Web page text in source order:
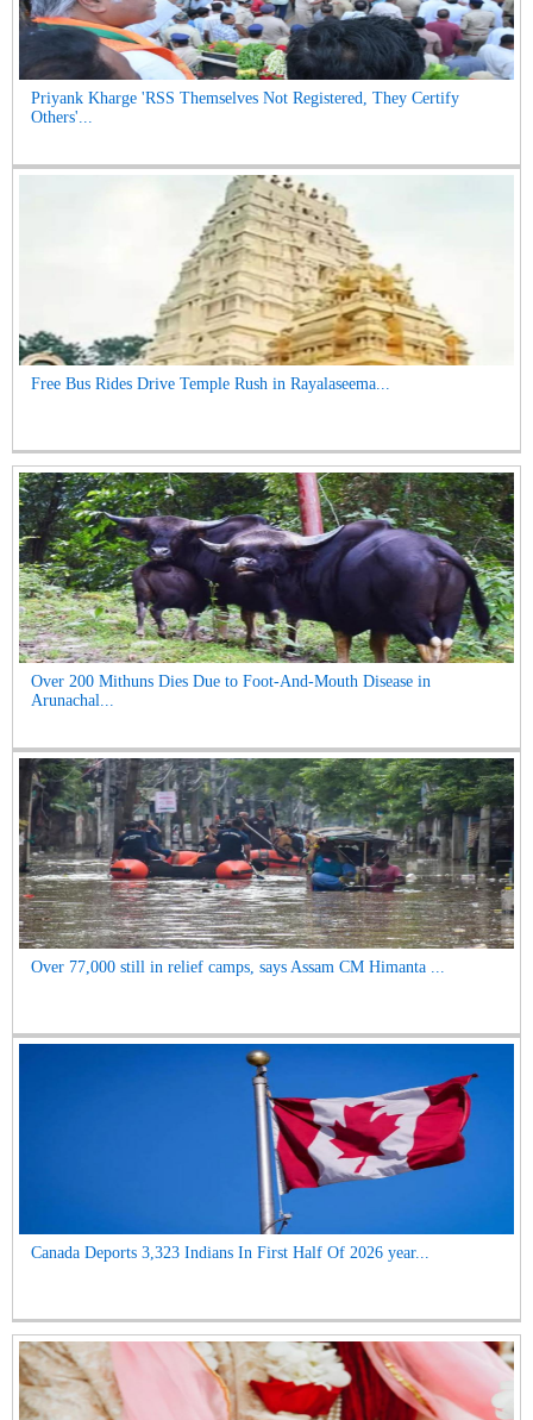
Priyank Kharge 'RSS Themselves Not Registered, They Certify
Others'...
Free Bus Rides Drive Temple Rush in Rayalaseema...
Over 200 Mithuns Dies Due to Foot-And-Mouth Disease in
Arunachal...
Over 77,000 still in relief camps, says Assam CM Himanta ...
Canada Deports 3,323 Indians In First Half Of 2026 year...